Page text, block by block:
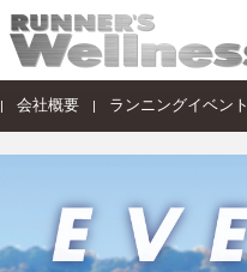
| 会社概要 | ランニングイベント